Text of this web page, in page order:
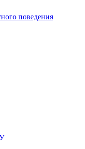
поведения